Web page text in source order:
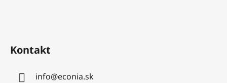
Kontakt
info@econia.sk